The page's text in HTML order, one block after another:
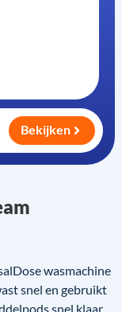
wasmachine
snel en gebruikt
snel klaar.
Bekijken